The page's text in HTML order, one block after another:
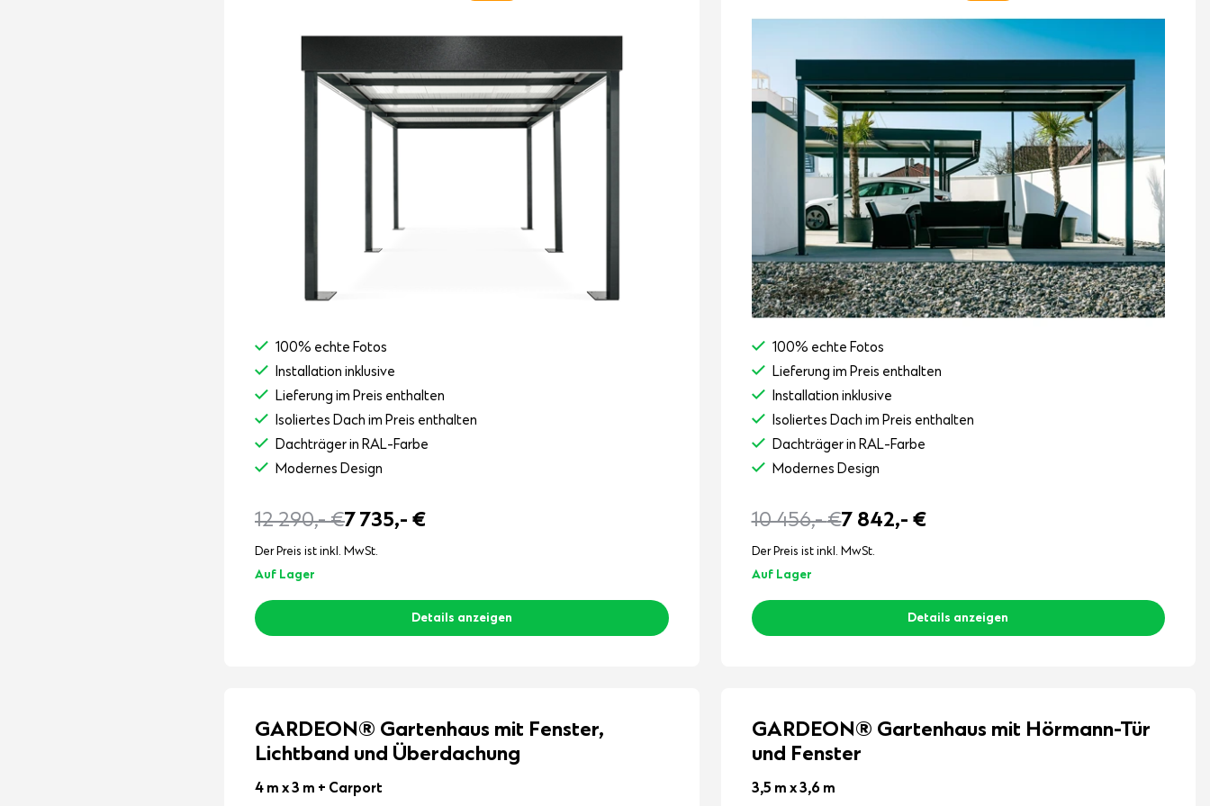
100% echte Fotos
Installation inklusive
Lieferung im Preis enthalten
Isoliertes Dach im Preis enthalten
Dachträger in RAL-Farbe
Modernes Design
12 290,-€7 735,- €
Der Preis ist inkl. MwSt.
Auf Lager
Details anzeigen
100% echte Fotos
Lieferung im Preis enthalten
Installation inklusive
Isoliertes Dach im Preis enthalten
Dachträger in RAL-Farbe
Modernes Design
10 456,-€7 842,- €
Der Preis ist inkl. MwSt.
Auf Lager
Details anzeigen
GARDEON® Gartenhaus mit Fenster,
Lichtband und Überdachung
4 m x 3 m + Carport
GARDEON® Gartenhaus mit Hörmann-Tür
und Fenster
3,5 m x 3,6 m